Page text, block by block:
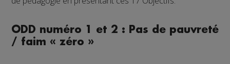
ODD numéro 1 et 2 : Pas de pauvreté
/ faim « zéro »